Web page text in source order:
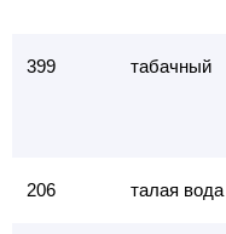
399 табачный
206 талая вода